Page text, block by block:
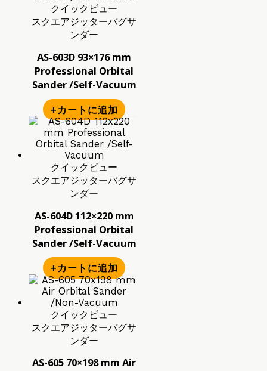
クイックビュー
スクエアジッターバグサ
ンダー
AS-603D 93×176 mm
Professional Orbital
Sander /Self-Vacuum
+カートに追加
クイックビュー
スクエアジッターバグサ
ンダー
AS-604D 112×220 mm
Professional Orbital
Sander /Self-Vacuum
+カートに追加
クイックビュー
スクエアジッターバグサ
ンダー
AS-605 70×198 mm Air